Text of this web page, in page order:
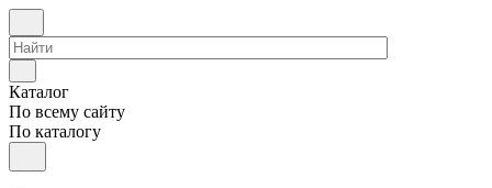
Каталог
По всему сайту
По каталогу